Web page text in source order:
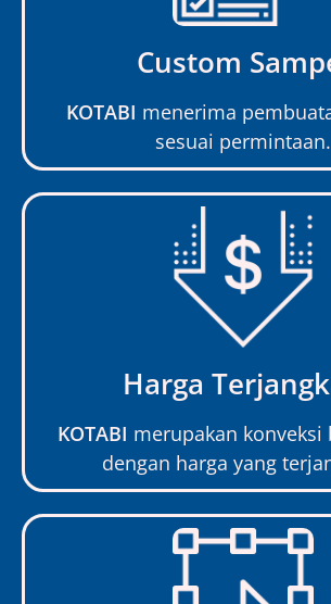
Custom
KOTABI menerima
sesuai permintaan.
Harga
KOTABI merupakan konveksi
dengan harga yang